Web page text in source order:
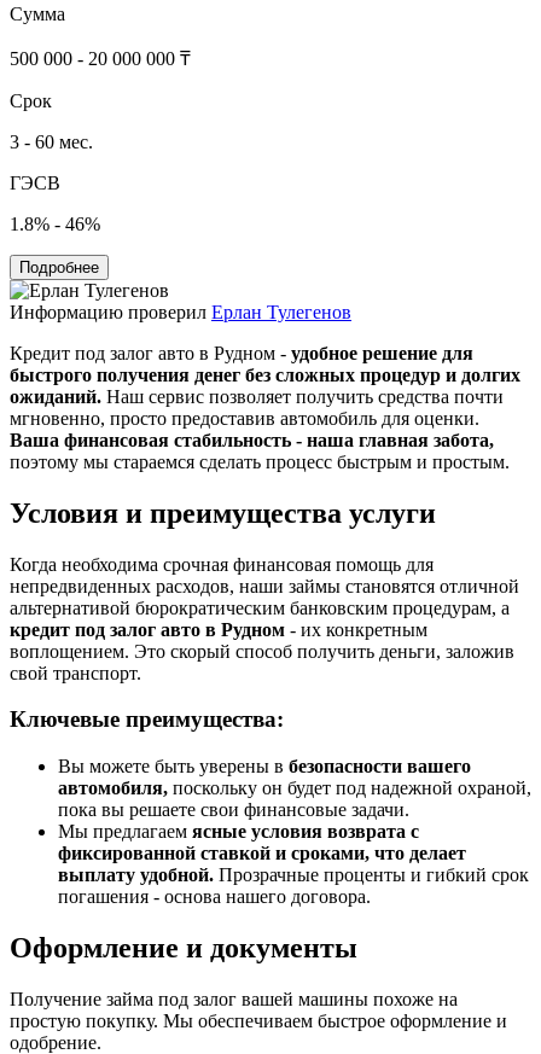
Сумма
500 000 - 20 000 000 ₸
Срок
3 - 60 мес.
ГЭСВ
1.8% - 46%
Подробнее
Информацию проверил Ерлан Тулегенов
Кредит под залог авто в Рудном - удобное решение для
быстрого получения денег без сложных процедур и долгих
ожиданий. Наш сервис позволяет получить средства почти
мгновенно, просто предоставив автомобиль для оценки.
Ваша финансовая стабильность - наша главная забота,
поэтому мы стараемся сделать процесс быстрым и простым.
Условия и преимущества услуги
Когда необходима срочная финансовая помощь для
непредвиденных расходов, наши займы становятся отличной
альтернативой бюрократическим банковским процедурам, а
кредит под залог авто в Рудном - их конкретным
воплощением. Это скорый способ получить деньги, заложив
свой транспорт.
Ключевые преимущества:
Вы можете быть уверены в безопасности вашего
автомобиля, поскольку он будет под надежной охраной,
пока вы решаете свои финансовые задачи.
Мы предлагаем ясные условия возврата с
фиксированной ставкой и сроками, что делает
выплату удобной. Прозрачные проценты и гибкий срок
погашения - основа нашего договора.
Оформление и документы
Получение займа под залог вашей машины похоже на
простую покупку. Мы обеспечиваем быстрое оформление и
одобрение.